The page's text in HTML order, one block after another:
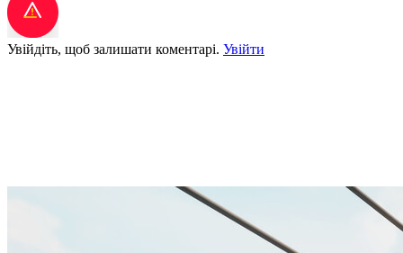
Увійдіть, щоб залишати коментарі. Увійти